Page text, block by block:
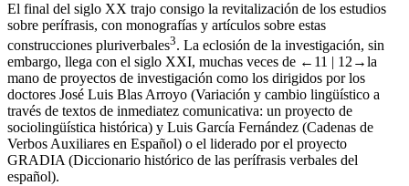
El final del siglo XX trajo consigo la revitalización de los estudios
sobre perífrasis, con monografías y artículos sobre estas
construcciones pluriverbales3. La eclosión de la investigación, sin
embargo, llega con el siglo XXI, muchas veces de ←11 | 12→la
mano de proyectos de investigación como los dirigidos por los
doctores José Luis Blas Arroyo (Variación y cambio lingüístico a
través de textos de inmediatez comunicativa: un proyecto de
sociolingüística histórica) y Luis García Fernández (Cadenas de
Verbos Auxiliares en Español) o el liderado por el proyecto
GRADIA (Diccionario histórico de las perífrasis verbales del
español).